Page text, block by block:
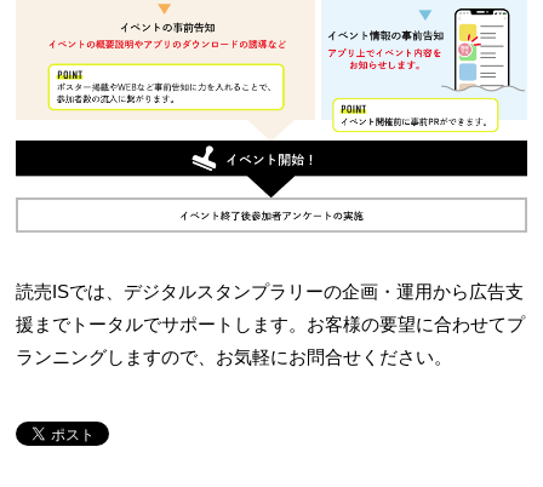
読売ISでは、デジタルスタンプラリーの企画・運用から広告支
援までトータルでサポートします。お客様の要望に合わせてプ
ランニングしますので、お気軽にお問合せください。